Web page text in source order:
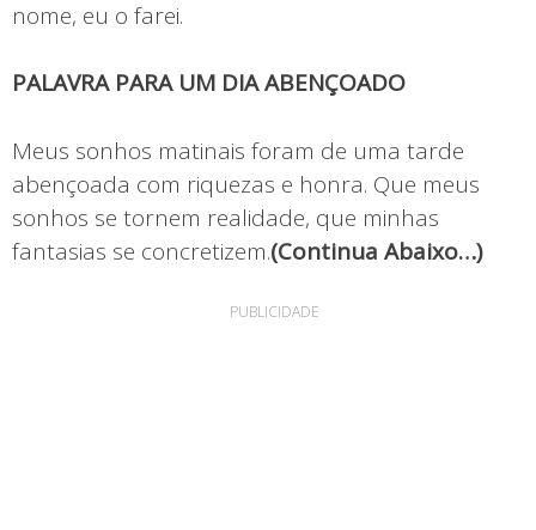
nome, eu o farei.
PALAVRA PARA UM DIA ABENÇOADO
Meus sonhos matinais foram de uma tarde
abençoada com riquezas e honra. Que meus
sonhos se tornem realidade, que minhas
fantasias se concretizem.(Continua Abaixo…)
PUBLICIDADE